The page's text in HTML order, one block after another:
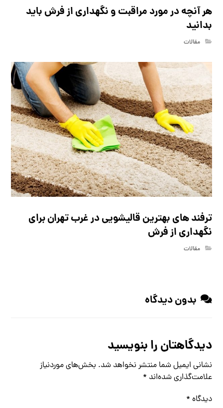
هر آنچه در مورد مراقبت و نگهداری از فرش باید
بدانید
مقالات
ترفند های بهترین قالیشویی در غرب تهران برای
نگهداری از فرش
مقالات
بدون دیدگاه
دیدگاهتان را بنویسید
نشانی ایمیل شما منتشر نخواهد شد. بخش‌های موردنیاز
علامت‌گذاری شده‌اند *
دیدگاه *